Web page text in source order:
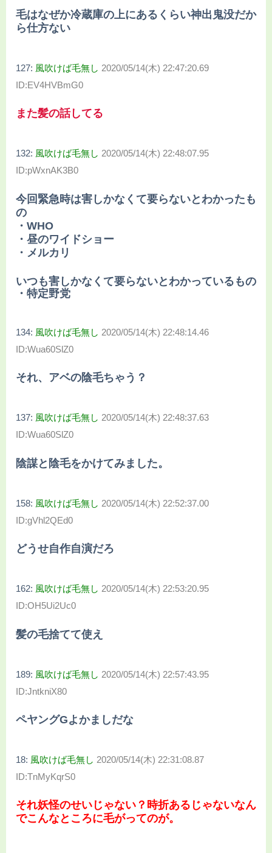
毛はなぜか冷蔵庫の上にあるくらい神出鬼没だか
ら仕方ない
127: 風吹けば毛無し 2020/05/14(木) 22:47:20.69
ID:EV4HVBmG0
また髪の話してる
132: 風吹けば毛無し 2020/05/14(木) 22:48:07.95
ID:pWxnAK3B0
今回緊急時は害しかなくて要らないとわかったも
の
・WHO
・昼のワイドショー
・メルカリ
いつも害しかなくて要らないとわかっているもの
・特定野党
134: 風吹けば毛無し 2020/05/14(木) 22:48:14.46
ID:Wua60SlZ0
それ、アベの陰毛ちゃう？
137: 風吹けば毛無し 2020/05/14(木) 22:48:37.63
ID:Wua60SlZ0
陰謀と陰毛をかけてみました。
158: 風吹けば毛無し 2020/05/14(木) 22:52:37.00
ID:gVhl2QEd0
どうせ自作自演だろ
162: 風吹けば毛無し 2020/05/14(木) 22:53:20.95
ID:OH5Ui2Uc0
髪の毛捨てて使え
189: 風吹けば毛無し 2020/05/14(木) 22:57:43.95
ID:JntkniX80
ペヤングGよかましだな
18: 風吹けば毛無し 2020/05/14(木) 22:31:08.87
ID:TnMyKqrS0
それ妖怪のせいじゃない？時折あるじゃないなん
でこんなところに毛がってのが。